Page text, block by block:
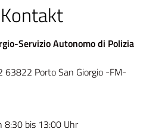
Kontakt
Servizio Autonomo di Polizia
63822 Porto San Giorgio -FM-
8:30 bis 13:00 Uhr